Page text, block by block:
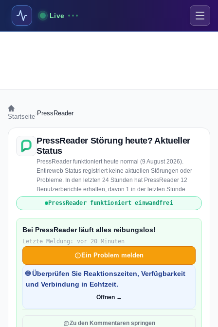
Live
Startseite PressReader
PressReader Störung heute? Aktueller
Status
PressReader funktioniert heute normal (9 August 2026).
Entireweb Status registriert keine aktuellen Störungen oder
Probleme. In den letzten 24 Stunden hat PressReader 12
Benutzerberichte erhalten, davon 1 in der letzten Stunde.
PressReader funktioniert einwandfrei
Bei PressReader läuft alles reibungslos!
Letzte Meldung: vor 20 Minuten
Ein Problem melden
🌐 Überprüfen Sie Reaktionszeiten, Verfügbarkeit
und Verbindung in Echtzeit.
Öffnen →
Zu den Kommentaren springen